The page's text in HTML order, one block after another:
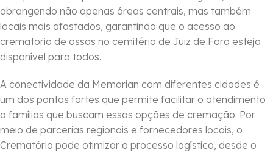
abrangendo não apenas áreas centrais, mas também
locais mais afastados, garantindo que o acesso ao
crematorio de ossos no cemitério de Juiz de Fora esteja
disponível para todos.
A conectividade da Memorian com diferentes cidades é
um dos pontos fortes que permite facilitar o atendimento
a famílias que buscam essas opções de cremação. Por
meio de parcerias regionais e fornecedores locais, o
Crematório pode otimizar o processo logístico, desde o